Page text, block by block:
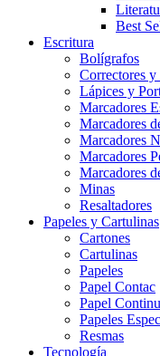
Best
Escritura
Bolígrafos
Correctores
Lápices y
Marcadores
Marcadores
Marcadores
Marcadores
Marcadores
Minas
Resaltadores
Papeles y Cartulinas
Cartones
Cartulinas
Papeles
Papel Contac
Papel
Papeles
Resmas
Tecnología